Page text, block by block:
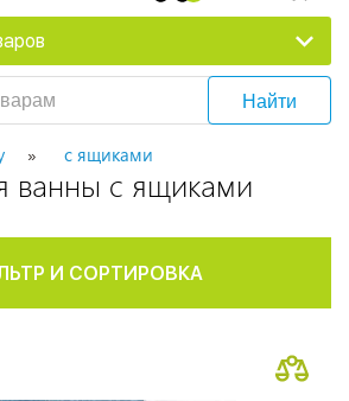
Найти
с ящиками
ванны с ящиками
И СОРТИРОВКА